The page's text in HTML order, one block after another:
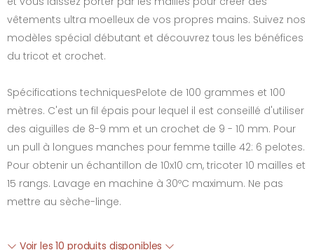
vêtements ultra moelleux de vos propres mains. Suivez nos
modèles spécial débutant et découvrez tous les bénéfices
du tricot et crochet.
Spécifications techniquesPelote de 100 grammes et 100
mètres. C'est un fil épais pour lequel il est conseillé d'utiliser
des aiguilles de 8-9 mm et un crochet de 9 - 10 mm. Pour
un pull à longues manches pour femme taille 42: 6 pelotes.
Pour obtenir un échantillon de 10x10 cm, tricoter 10 mailles et
15 rangs. Lavage en machine à 30ºC maximum. Ne pas
mettre au sèche-linge.
Voir les 10 produits disponibles